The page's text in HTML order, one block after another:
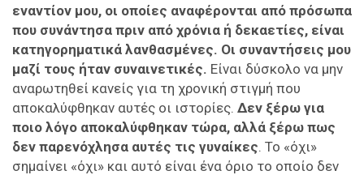
εναντίον μου, οι οποίες αναφέρονται από πρόσωπα
που συνάντησα πριν από χρόνια ή δεκαετίες, είναι
κατηγορηματικά λανθασμένες. Οι συναντήσεις μου
μαζί τους ήταν συναινετικές. Είναι δύσκολο να μην
αναρωτηθεί κανείς για τη χρονική στιγμή που
αποκαλύφθηκαν αυτές οι ιστορίες. Δεν ξέρω για
ποιο λόγο αποκαλύφθηκαν τώρα, αλλά ξέρω πως
δεν παρενόχλησα αυτές τις γυναίκες. Το «όχι»
σημαίνει «όχι» και αυτό είναι ένα όριο το οποίο δεν